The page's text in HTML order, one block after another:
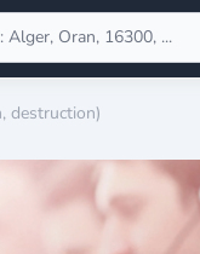
destruction)